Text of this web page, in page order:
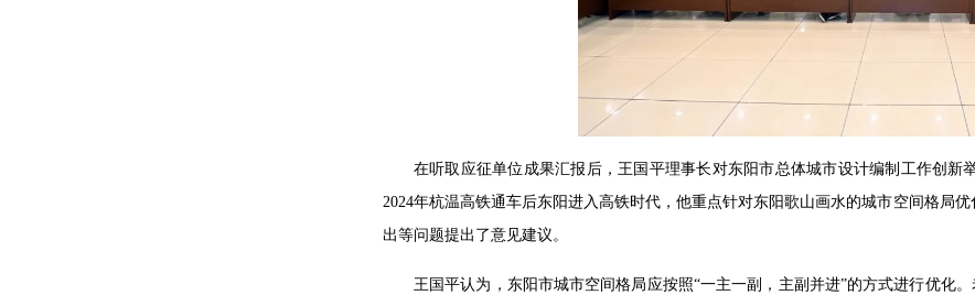
在听取应征单位成果汇报后，王国平理事长对东阳市总体城市设计编制工作创
2024年杭温高铁通车后东阳进入高铁时代，他重点针对东阳歌山画水的城市空间格局
出等问题提出了意见建议。
王国平认为，东阳市城市空间格局应按照“一主一副，主副并进”的方式进行优化